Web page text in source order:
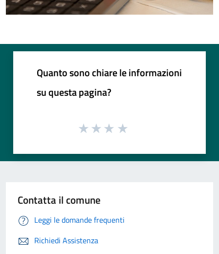
Quanto sono chiare le informazioni
su questa pagina?
Contatta il comune
Leggi le domande frequenti
Richiedi Assistenza